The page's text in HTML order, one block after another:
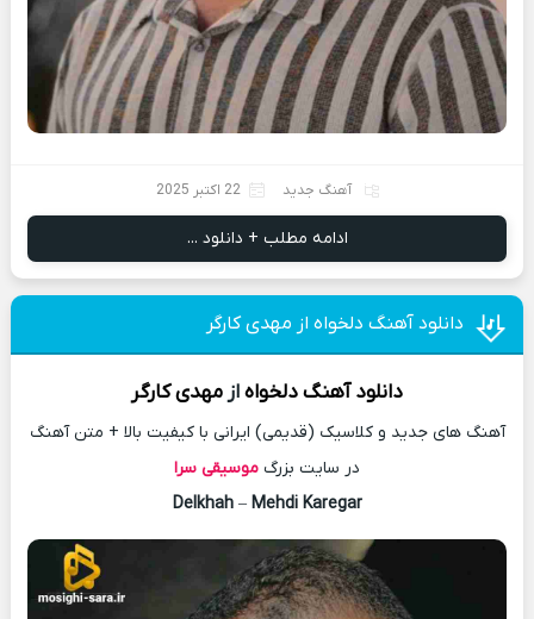
آهنگ جدید 22 اکتبر 2025
ادامه مطلب + دانلود ...
دانلود آهنگ دلخواه از مهدی کارگر
دانلود آهنگدلخواهازمهدی کارگر
آهنگ های جدید و کلاسیک (قدیمی) ایرانی با کیفیت بالا + متن آهنگ
در سایت بزرگ موسیقی سرا
Delkhah– Mehdi Karegar